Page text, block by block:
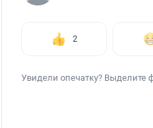
2
Увидели опечатку? Выделите